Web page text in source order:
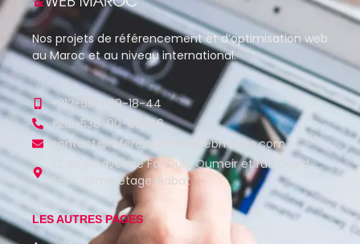
Nos projets de référencement et d’optimisation web
au Maroc et au niveau international.
+212-650-89-18-44
+212-538-00-86-46
contact@referencementwebmaroc.com
32 angle avenue Fal Ould Oumeir et rue Oued
Beht, 2ème étage, Rabat
LES AUTRES PAGES